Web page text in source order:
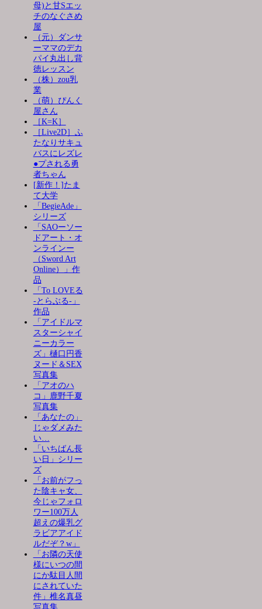
母)と甘Sエッ
チのなぐさめ
屋
（元）ダンサ
ーママのデカ
パイ丸出し背
徳レッスン
（株）zou乳
業
（萌）ぴんく
屋さん
［K=K］
［Live2D］ふ
たなりサキュ
バスにレズレ
●プされる勇
者ちゃん
[新作！]たま
て大学
「BegieAde」
シリーズ
「SAOーソー
ドアート・オ
ンラインー
（Sword Art
Online）」作
品
「To LOVEる
-とらぶる-」
作品
「アイドルマ
スターシャイ
ニーカラー
ズ」樋口円香
ヌード＆SEX
写真集
「アオのハ
コ」鹿野千夏
写真集
「あなたの」
じゃダメみた
い…
「いちばん長
い日」シリー
ズ
「お前がフっ
た陰キャ女、
今じゃフォロ
ワー100万人
超えの爆乳グ
ラビアアイド
ルだぞ？w」
「お隣の天使
様にいつの間
にか駄目人間
にされていた
件」椎名真昼
写真集